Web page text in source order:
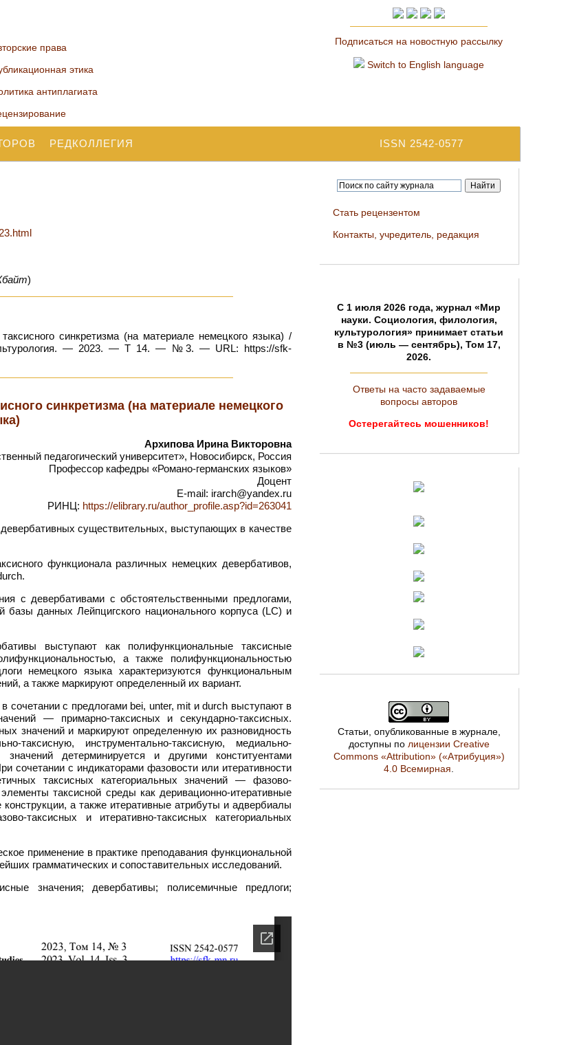
права
этика
антиплагиата
Подписаться на новостную рассылку
Switch to English language
ISSN 2542-0577
РЕДКОЛЛЕГИЯ
)
синкретизма (на материале немецкого языка) /
— 2023. — Т 14. — №3. — URL: https://sfk-
синкретизма (на материале немецкого
Архипова Ирина Викторовна
педагогический университет», Новосибирск, Россия
Профессор кафедры «Романо-германских языков»
Доцент
E-mail: irarch@yandex.ru
РИНЦ: https://elibrary.ru/author_profile.asp?id=263041
существительных, выступающих в качестве
функционала различных немецких девербативов,
с девербативами с обстоятельственными предлогами,
данных Лейпцигского национального корпуса (LC) и
выступают как полифункциональные таксисные
а также полифункциональностью
немецкого языка характеризуются функциональным
а также маркируют определенный их вариант.
сочетании с предлогами bei, unter, mit и durch выступают в
— примарно-таксисных и секундарно-таксисных.
значений и маркируют определенную их разновидность
таксисную, инструментально-таксисную, медиально-
детерминируется и другими конституентами
сочетании с индикаторами фазовости или итеративности
таксисных категориальных значений — фазово-
таксисной среды как деривационно-итеративные
а также итеративные атрибуты и адвербиалы
таксисных и итеративно-таксисных категориальных
применение в практике преподавания функциональной
грамматических и сопоставительных исследований.
значения; девербативы; полисемичные предлоги;
Стать рецензентом
Контакты, учредитель, редакция
C 1 июля 2026 года, журнал «Мир
науки. Социология, филология,
культурология» принимает статьи
в №3 (июль — сентябрь), Том 17,
2026.
Ответы на часто задаваемые
вопросы авторов
Остерегайтесь мошенников!
Статьи, опубликованные в журнале,
доступны по лицензии Creative
Commons «Attribution» («Атрибуция»)
4.0 Всемирная